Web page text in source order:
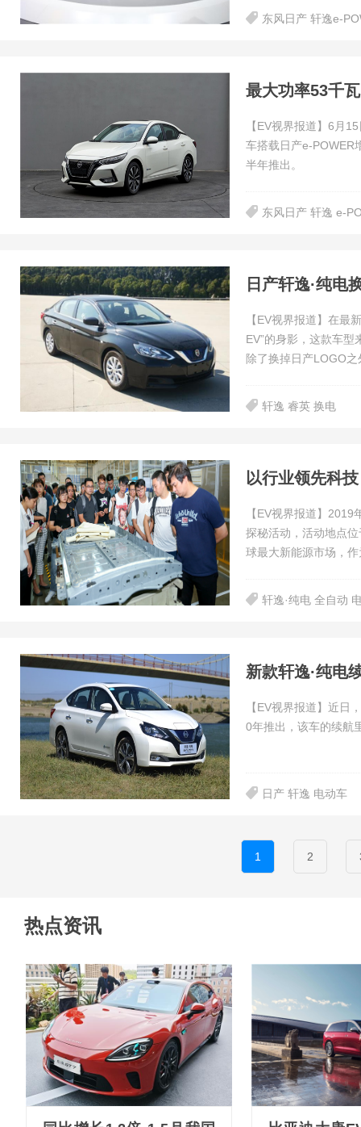
东风日产 轩逸e-
最大功率53千
【EV视界报道】6月
车搭载日产e-POWER
半年推出。
东风日产 轩逸 e-
日产轩逸·纯电
【EV视界报道】在最
EV”的身影，这款车
除了换掉日产LOGO之
轩逸 睿英 换电
以行业领先科
【EV视界报道】
探秘活动，活动地点
球最大新能源市场，
轩逸·纯电 全自动
新款轩逸·纯电
【EV视界报道】近日
0年推出，该车的续航
日产 轩逸 电动车
1 2
热点资讯